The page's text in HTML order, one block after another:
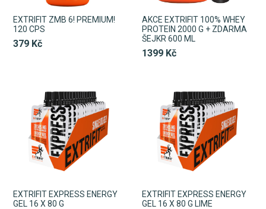
EXTRIFIT ZMB 6! PREMIUM!
120 CPS
379 Kč
AKCE EXTRIFIT 100% WHEY
PROTEIN 2000 G + ZDARMA
ŠEJKR 600 ML
1399 Kč
EXTRIFIT EXPRESS ENERGY
GEL 16 X 80 G
EXTRIFIT EXPRESS ENERGY
GEL 16 X 80 G LIME